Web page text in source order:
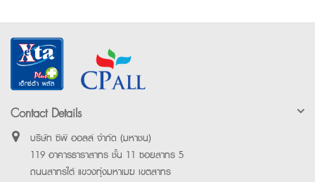
Contact Details
บริษัท ซีพี ออลล์ จำกัด (มหาชน)
119 อาคารธาราสาทร ชั้น 11 ซอยสาทร 5
ถนนสาทรใต้ แขวงทุ่งมหาเมฆ เขตสาทร